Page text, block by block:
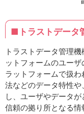
■トラストデータ
トラストデータ管理
ットフォームのユー
ラットフォームで扱
法などのデータ特性
し、ユーザやデータ
信頼の拠り所となる